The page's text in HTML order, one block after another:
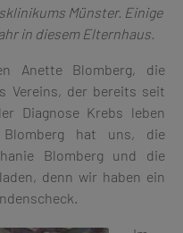
Münster. Einige
in diesem Elternhaus.
Anette Blomberg, die
Vereins, der bereits seit
Diagnose Krebs leben
hat uns, die
Blomberg und die
denn wir haben ein